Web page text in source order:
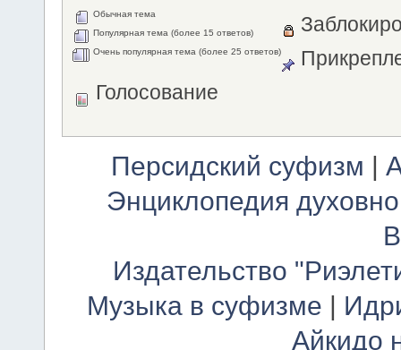
Обычная тема
Популярная тема (более 15 ответов)
Очень популярная тема (более 25 ответов)
Голосование
Персидский суфизм |
Энциклопедия
Издательство
Музыка в суфизме |
Айкидо